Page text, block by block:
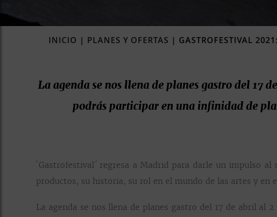
INICIO | PLANES Y OFERTAS | GASTROFESTIVAL
La agenda se nos llena de planes gastro del 17
podrás participar en una infinidad de
`Gastrofestival´ regresa a Madrid para darle un impulso
productos, su historia, su rol en el mundo de las artes y en
La agenda se nos llena de planes gastro del 17 de abril al